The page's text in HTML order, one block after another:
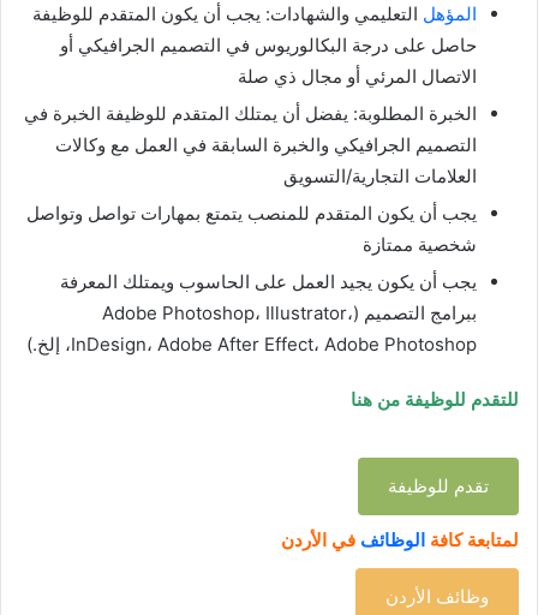
المؤهل التعليمي والشهادات: يجب أن يكون المتقدم للوظيفة
حاصل على درجة البكالوريوس في التصميم الجرافيكي أو
الاتصال المرئي أو مجال ذي صلة
الخبرة المطلوبة: يفضل أن يمتلك المتقدم للوظيفة الخبرة في
التصميم الجرافيكي والخبرة السابقة في العمل مع وكالات
العلامات التجارية/التسويق
يجب أن يكون المتقدم للمنصب يتمتع بمهارات تواصل وتواصل
شخصية ممتازة
يجب أن يكون يجيد العمل على الحاسوب ويمتلك المعرفة
ببرامج التصميم (Adobe Photoshop، Illustrator،
InDesign، Adobe After Effect، Adobe Photoshop، إلخ.)
للتقدم للوظيفة من هنا
تقدم للوظيفة
لمتابعة كافة الوظائف في الأردن
وظائف الأردن